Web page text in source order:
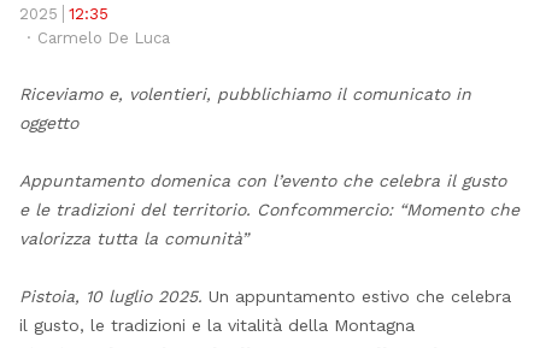
2025
12:35
Author
Carmelo De Luca
Riceviamo e, volentieri, pubblichiamo il comunicato in
oggetto
Appuntamento domenica con l’evento che celebra il gusto
e le tradizioni del territorio. Confcommercio: “Momento che
valorizza tutta la comunità”
Pistoia, 10 luglio 2025. Un appuntamento estivo che celebra
il gusto, le tradizioni e la vitalità della Montagna